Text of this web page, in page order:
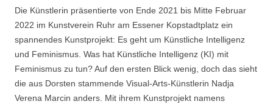
Die Künstlerin präsentierte von Ende 2021 bis Mitte Februar
2022 im Kunstverein Ruhr am Essener Kopstadtplatz ein
spannendes Kunstprojekt: Es geht um Künstliche Intelligenz
und Feminismus. Was hat Künstliche Intelligenz (KI) mit
Feminismus zu tun? Auf den ersten Blick wenig, doch das sieht
die aus Dorsten stammende Visual-Arts-Künstlerin Nadja
Verena Marcin anders. Mit ihrem Kunstprojekt namens